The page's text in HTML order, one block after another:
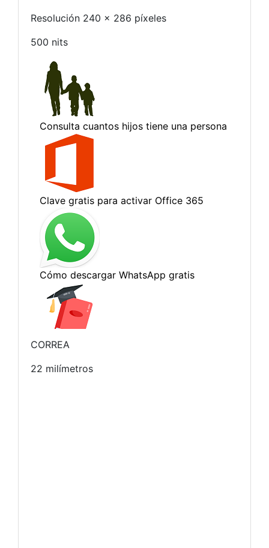
Resolución 240 x 286 píxeles
500 nits
CORREA
22 milímetros